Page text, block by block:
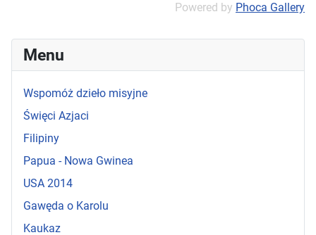
Menu
Wspomóż dzieło misyjne
Święci Azjaci
Filipiny
Papua - Nowa Gwinea
USA 2014
Gawęda o Karolu
Kaukaz
Powered by Phoca Gallery